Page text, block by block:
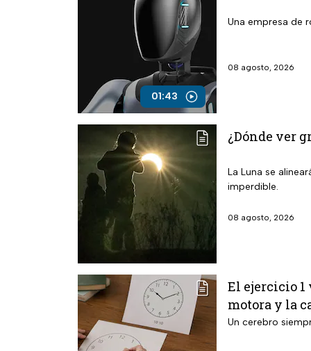
01:43
Una empresa de
08 agosto, 2026
¿Dónde ver
La Luna se
imperdible.
08 agosto, 2026
El ejercicio 1
motora y la
Un cerebro